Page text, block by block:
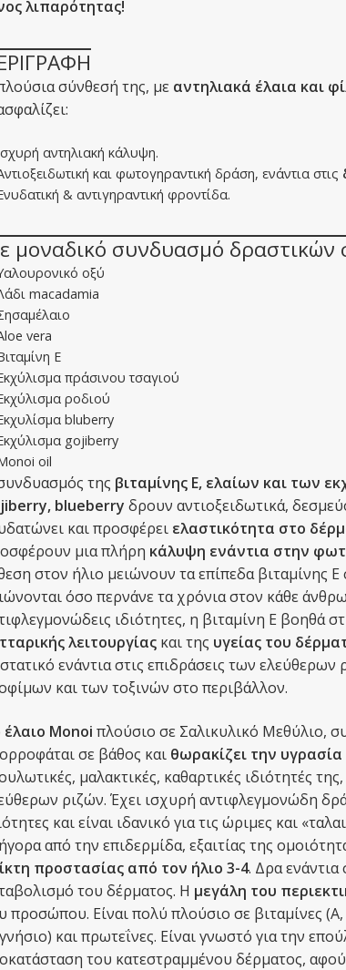
λιπαρότητας!
σύνθεσή της, με αντηλιακά έλαια και
αντηλιακή κάλυψη.
και φωτογηραντική δράση, ενάντια στις
& αντιγηραντική φροντίδα.
μοναδικό συνδυασμό δραστικών
οξύ
macadamia
vera
Ε
πράσινου τσαγιού
ροδιού
bluberry
gojiberry
oil
της βιταμίνης Ε, ελαίων και των
blueberry δρουν αντιοξειδωτικά,
και προσφέρει ελαστικότητα στο
μια πλήρη κάλυψη ενάντια στην
στον ήλιο μειώνουν τα επίπεδα βιταμίνης Ε
όσο περνάνε τα χρόνια στον κάθε
ιδιότητες, η βιταμίνη Ε βοηθά
λειτουργίαςκαι της υγείας του
ενάντια στις επιδράσεις των
και των τοξινών στο περιβάλλον.
έλαιο Monoi πλούσιο σε Σαλικυλικό Μεθύλιο,
σε βάθος καιθωρακίζει την υγρασία
μαλακτικές, καθαρτικές ιδιότητές
ριζών. Έχει ισχυρή αντιφλεγμονώδη
και είναι ιδανικό για τις ώριμες και
από την επιδερμίδα, εξαιτίας της
προστασίας από τον ήλιο 3-4. Δρα ενάντια
του δέρματος. Η μεγάλη του
προσώπου. Είναι πολύ πλούσιο σε βιταμίνες
και πρωτεΐνες. Είναι γνωστό για την
του κατεστραμμένου δέρματος, αφού